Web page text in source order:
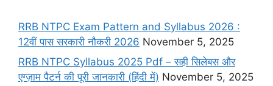
RRB NTPC Exam Pattern and Syllabus 2026 :
12वीं पास सरकारी नौकरी 2026 November 5, 2025
RRB NTPC Syllabus 2025 Pdf – सही सिलेबस और
एग्ज़ाम पैटर्न की पूरी जानकारी (हिंदी में) November 5, 2025